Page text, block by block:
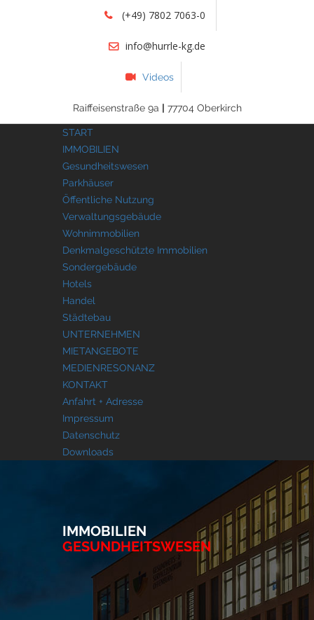
(+49) 7802 7063-0
info@hurrle-kg.de
Videos
Raiffeisenstraße 9a | 77704 Oberkirch
START
IMMOBILIEN
Gesundheitswesen
Parkhäuser
Öffentliche Nutzung
Verwaltungsgebäude
Wohnimmobilien
Denkmalgeschützte Immobilien
Sondergebäude
Hotels
Handel
Städtebau
UNTERNEHMEN
MIETANGEBOTE
MEDIENRESONANZ
KONTAKT
Anfahrt + Adresse
Impressum
Datenschutz
Downloads
IMMOBILIEN
GESUNDHEITSWESEN